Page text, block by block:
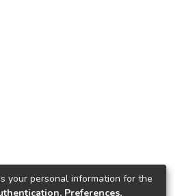
your personal information for the
Preferences,